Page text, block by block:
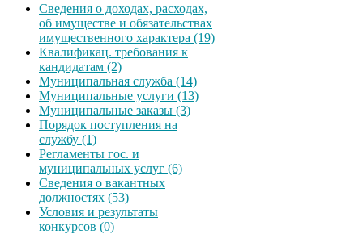
Сведения о доходах, расходах,
об имуществе и обязательствах
имущественного характера (19)
Квалификац. требования к
кандидатам (2)
Муниципальная служба (14)
Муниципальные услуги (13)
Муниципальные заказы (3)
Порядок поступления на
службу (1)
Регламенты гос. и
муниципальных услуг (6)
Сведения о вакантных
должностях (53)
Условия и результаты
конкурсов (0)